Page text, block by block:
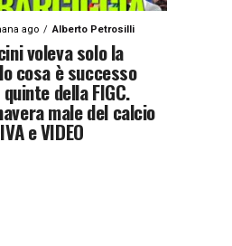
ago Alberto Petrosilli
voleva solo la
cosa è successo
della FIGC.
male del calcio
e VIDEO